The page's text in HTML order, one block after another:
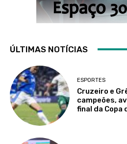
ÚLTIMAS NOTÍCIAS
ESPORTES
Cruzeiro e
campeões,
final da Copa